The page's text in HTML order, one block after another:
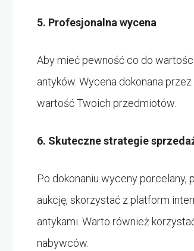
5. Profesjonalna wycena
Aby mieć pewność co do
antyków. Wycena dokonana
wartość Twoich przedmiotów.
6. Skuteczne strategie
Po dokonaniu wyceny porcelany,
aukcję, skorzystać z platform
antykami. Warto również
nabywców.